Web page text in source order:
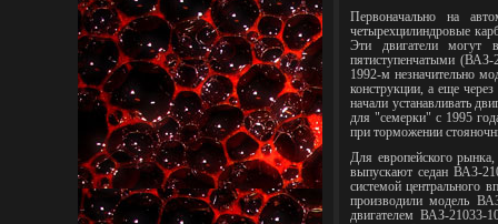
Первоначально на
четырехцилиндровые
Эти двигатели могут
пятиступенчатыми
1992-м незначительно
конструкции, а еще
начали устанавливать
для "семерки" с 1995
при торможении
Для европейского
выпускают седан ВАЗ-
системой центрального
производили модель
двигателем ВАЗ-21033-